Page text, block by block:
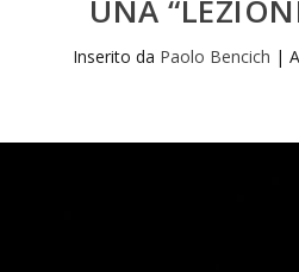
UNA
Inserito da Paolo Bencich |